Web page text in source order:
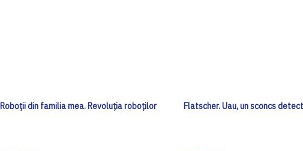
Roboții din familia mea. Revoluția roboților Flatscher. Uau, un sconcs